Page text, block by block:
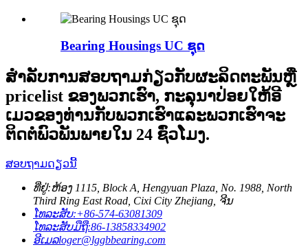
Bearing Housings UC ຊຸດ
ສໍາ​ລັບ​ການ​ສອບ​ຖາມ​ກ່ຽວ​ກັບ​ຜະ​ລິດ​ຕະ​ພັນ​ຫຼື
pricelist ຂອງ​ພວກ​ເຮົາ​, ກະ​ລຸ​ນາ​ປ່ອຍ​ໃຫ້​ອີ​
ເມວ​ຂອງ​ທ່ານ​ກັບ​ພວກ​ເຮົາ​ແລະ​ພວກ​ເຮົາ​ຈະ​
ຕິດ​ຕໍ່​ພົວ​ພັນ​ພາຍ​ໃນ 24 ຊົ່ວ​ໂມງ​.
ສອບຖາມດຽວນີ້
ທີ່ຢູ່:ຫ້ອງ 1115, Block A, Hengyuan Plaza, No. 1988, North
Third Ring East Road, Cixi City Zhejiang, ຈີນ
ໂທລະສັບ:+86-574-63081309
ໂທລະສັບມືຖື:86-13858334902
ອີເມລloger@lggbbearing.com